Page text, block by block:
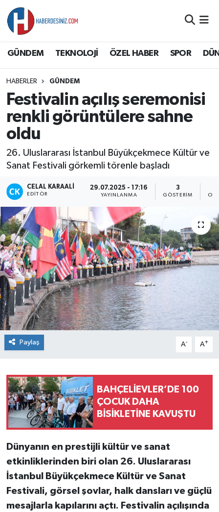
GÜNDEM TEKNOLOJİ ÖZEL HABER SPOR
HABERLER GÜNDEM
Festivalin açılış seremonisi
renkli görüntülere sahne
oldu
26. Uluslararası İstanbul Büyükçekmece Kültür ve
Sanat Festivali görkemli törenle başladı
CELAL KARAALI
EDITÖR
29.07.2025 - 17:16
YAYINLANMA
3
GÖSTERIM
Paylaş A- A+
BAHÇELİEVLER’DE 100
ÇOCUK DAHA
BİSİKLETİNE KAVUŞTU
Dünyanın en prestijli kültür ve sanat
etkinliklerinden biri olan 26. Uluslararası
İstanbul Büyükçekmece Kültür ve Sanat
Festivali, görsel şovlar, halk dansları ve güçlü
mesajlarla kapılarını açtı. Festivalin açılışında
GÜNDEM
ÖZEL HABER
SAĞLIK
SİYASET
SPOR
TEKNOLOJİ
YAŞAM
Trafik Durumu
Süper Lig Puan Durumu ve Fikstür
Tüm Manşetler
Son Dakika Haberleri
Haber Arşivi